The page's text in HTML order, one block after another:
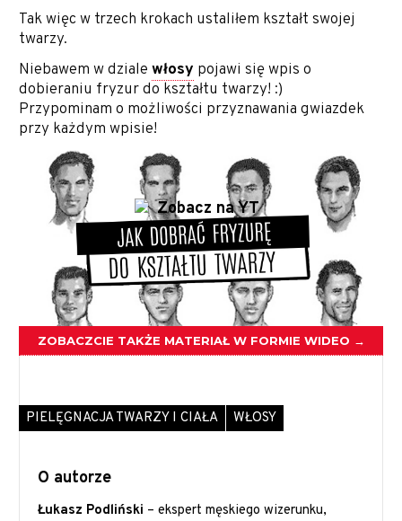
Tak więc w trzech krokach ustaliłem kształt swojej
twarzy.
Niebawem w dziale włosy pojawi się wpis o
dobieraniu fryzur do kształtu twarzy! :)
Przypominam o możliwości przyznawania gwiazdek
przy każdym wpisie!
ZOBACZCIE TAKŻE MATERIAŁ W FORMIE WIDEO →
PIELĘGNACJA TWARZY I CIAŁA WŁOSY
O autorze
Łukasz Podliński – ekspert męskiego wizerunku,